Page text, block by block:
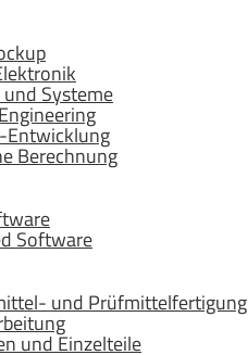
Systeme
Berechnung
Software
und Prüfmittelfertigung
und Einzelteile